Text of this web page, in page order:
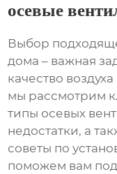
осевые
Выбор
дома – важная
качество
мы рассмотрим
типы осевых
недостатки, а
советы по
поможем вам